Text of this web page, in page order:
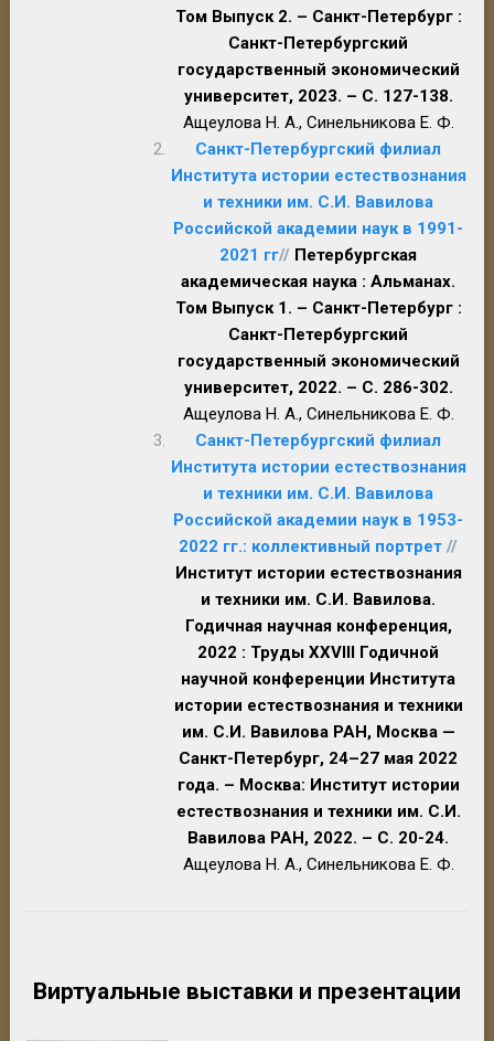
Том Выпуск 2. – Санкт-Петербург :
Санкт-Петербургский
государственный экономический
университет, 2023. – С. 127-138.
Ащеулова Н. А., Синельникова Е. Ф.
Санкт-Петербургский филиал
Института истории естествознания
и техники им. С.И. Вавилова
Российской академии наук в 1991-
2021 гг// Петербургская
академическая наука : Альманах.
Том Выпуск 1. – Санкт-Петербург :
Санкт-Петербургский
государственный экономический
университет, 2022. – С. 286-302.
Ащеулова Н. А., Синельникова Е. Ф.
Санкт-Петербургский филиал
Института истории естествознания
и техники им. С.И. Вавилова
Российской академии наук в 1953-
2022 гг.: коллективный портрет //
Институт истории естествознания
и техники им. С.И. Вавилова.
Годичная научная конференция,
2022 : Труды XXVIII Годичной
научной конференции Института
истории естествознания и техники
им. С.И. Вавилова РАН, Москва —
Санкт-Петербург, 24–27 мая 2022
года. – Москва: Институт истории
естествознания и техники им. С.И.
Вавилова РАН, 2022. – С. 20-24.
Ащеулова Н. А., Синельникова Е. Ф.
Виртуальные выставки и презентации